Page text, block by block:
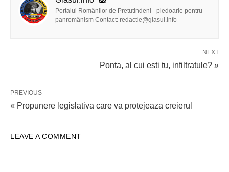
Portalul Românilor de Pretutindeni - pledoarie pentru
panromânism Contact: redactie@glasul.info
NEXT
Ponta, al cui esti tu, infiltratule? »
PREVIOUS
« Propunere legislativa care va protejeaza creierul
LEAVE A COMMENT